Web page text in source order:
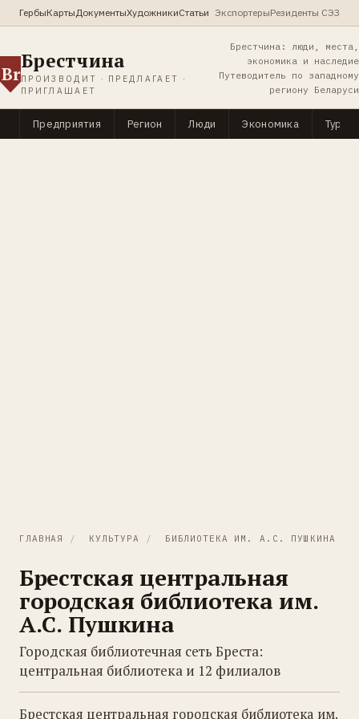
ГербыКартыДокументыХудожникиСтатьи ЭкспортерыРезиденты СЭЗ
Br
Брестчина
ПРОИЗВОДИТ · ПРЕДЛАГАЕТ ·
ПРИГЛАШАЕТ
Брестчина: люди, места,
экономика и наследие
Путеводитель по западному
региону Беларуси
Предприятия Регион Люди Экономика
ГЛАВНАЯ / КУЛЬТУРА / БИБЛИОТЕКА ИМ. А.С. ПУШКИНА
Брестская центральная
городская библиотека им.
А.С. Пушкина
Городская библиотечная сеть Бреста:
центральная библиотека и 12 филиалов
Брестская центральная городская библиотека им.